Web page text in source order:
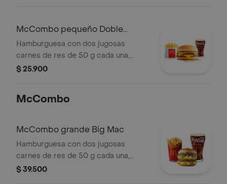
pequeña a elección.
McCombo pequeño Doble
Hamburguesa con Queso
Hamburguesa con dos jugosas
carnes de res de 50 g cada una,
doble queso cheddar cremoso,
Acompañada de papas fritas
elección.
$ 25.900
McCombo
McCombo grande Big Mac
Hamburguesa con dos jugosas
carnes de res de 50 g cada una,
cebolla, lechuga fresca, pepinillos,
$ 39.500